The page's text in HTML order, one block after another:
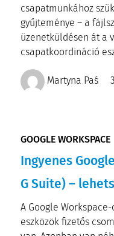
csapatmunkához
gyűjteménye – a
üzenetküldésen át a
csapatkoordináció
Martyna Paś
GOOGLE WORKSPACE
Ingyenes
G Suite) –
A Google
eszközök fizetős